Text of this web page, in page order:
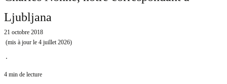
Ljubljana
21 octobre 2018
(mis à jour le 4 juillet 2026)
⋅
4 min de lecture